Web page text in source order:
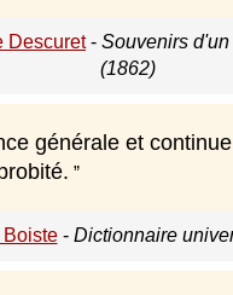
Descuret- Souvenirs
(1862)
générale et
- Dictionnaire